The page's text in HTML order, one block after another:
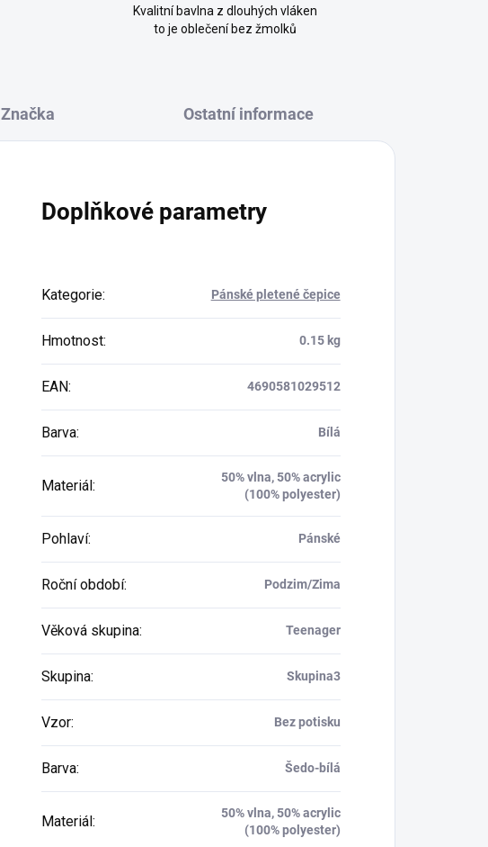
Kvalitní bavlna z dlouhých vláken
to je oblečení bez žmolků
Značka Ostatní informace
Doplňkové parametry
Kategorie: Pánské pletené čepice
Hmotnost: 0.15 kg
EAN: 4690581029512
Barva: Bílá
Materiál :
50% vlna, 50% acrylic
(100% polyester)
Pohlaví: Pánské
Roční období: Podzim/Zima
Věková skupina: Teenager
Skupina: Skupina3
Vzor: Bez potisku
Barva: Šedo-bílá
Materiál :
50% vlna, 50% acrylic
(100% polyester)